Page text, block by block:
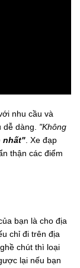
nhu cầu và
dễ dàng. "Không
nhất". Xe đạp
thận các điểm
bạn là cho địa
chỉ đi trên địa
chút thì loại
lại nếu bạn